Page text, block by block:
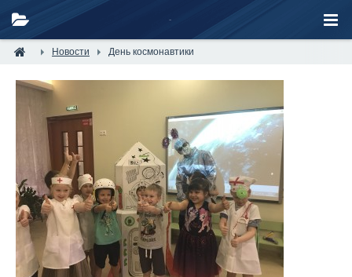
Новости День космонавтики